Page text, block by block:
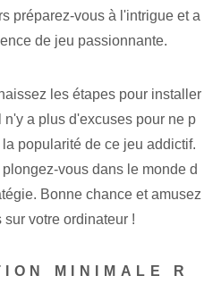
préparez-vous à l'intrigue et a
de jeu passionnante.
les étapes pour installer
a plus d'excuses pour ne p
popularité de ce jeu addictif.
vous dans le monde d
Bonne chance et amusez
votre ordinateur !
MINIMALE R